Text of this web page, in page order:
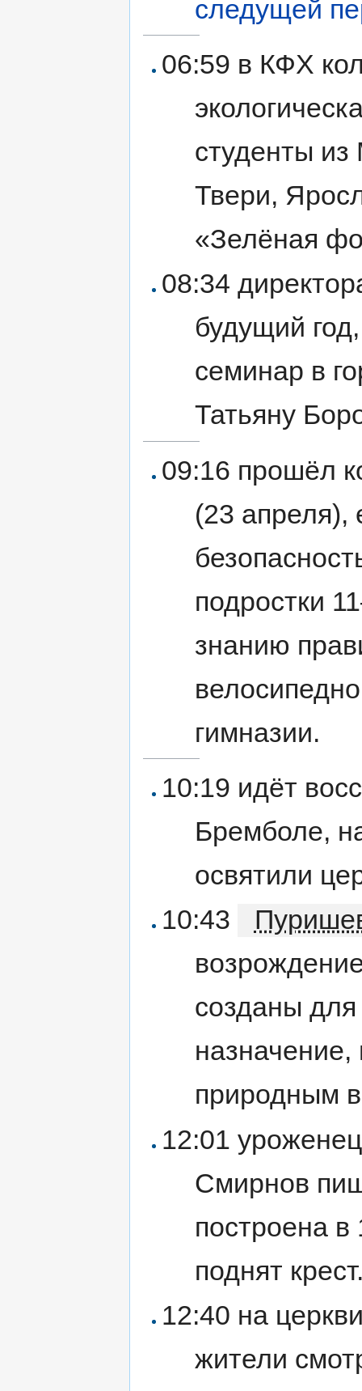
следущей
06:59 в КФХ
студенты
Твери,
«Зелёная
08:34
будущий
семинар в
Татьяну
09:16 прошёл
(23 апреля),
подростки
знанию
гимназии.
10:19 идёт
Бремболе,
освятили
10:43
созданы
природным
12:01
Смирнов
построена в
поднят
12:40 на
жители